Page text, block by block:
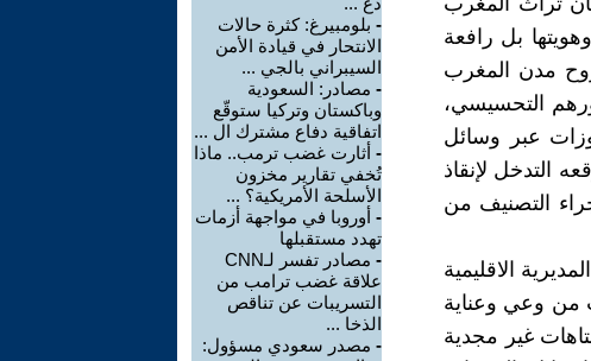
بل رافعة
مدن المغرب
التحسيسي،
عبر وسائل
التدخل لإنقاذ
التصنيف من
الاقليمية
من وعي وعناية
غير مجدية
- بلومبيرغ: كثرة حالات
الانتحار في قيادة الأمن
السيبراني بالجي ...
- مصادر: السعودية
وباكستان وتركيا ستوقّع
اتفاقية دفاع مشترك ال ...
- أثارت غضب ترمب.. ماذا
تُخفي تقارير مخزون
الأسلحة الأمريكية؟ ...
- أوروبا في مواجهة أزمات
تهدد مستقبلها
-
مصادر تفسر لـCNN
علاقة غضب ترامب من
التسريبات عن تناقص
الذخا ...
- مصدر سعودي مسؤول: